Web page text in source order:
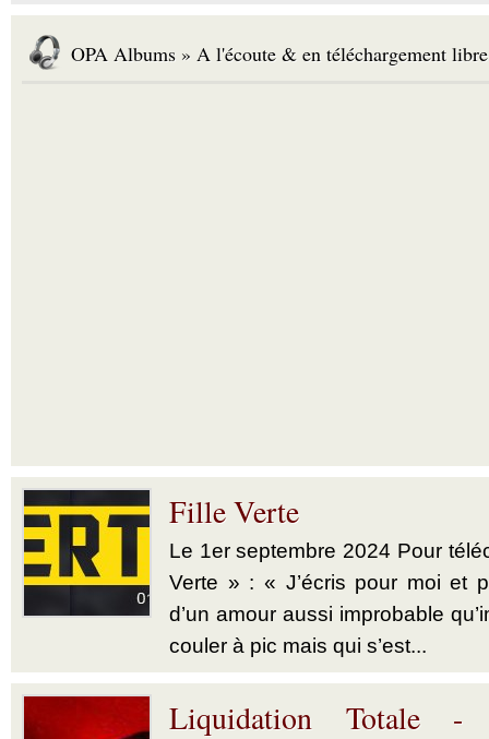
OPA Albums » A l'écoute & en téléchargement
Fille Verte
Le 1er septembre 2024 Pour
Verte » : « J’écris pour moi et
d’un amour aussi improbable
couler à pic mais qui s’est...
Liquidation Totale